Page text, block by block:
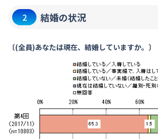
2 結婚の状況
〔(全員)あなたは現在、結婚していますか。〕